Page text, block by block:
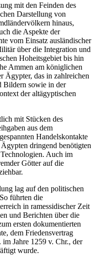
mit den Feinden des
Darstellung von
hinaus,
die Aspekte der
vom Einsatz ausländischer
über die Integration und
Hoheitsgebiet bis hin
Ammen am königlichen
Ägypter, das in zahlreichen
Bildern sowie in der
der altägyptischen
mit Stücken des
aus dem
Handelskontakte
dringend benötigten
Auch im
Götter auf die
lag auf den politischen
führten die
in ramessidischer Zeit
und Berichten über die
ersten dokumentierten
dem Friedensvertrag
Jahre 1259 v. Chr., der
wurde.